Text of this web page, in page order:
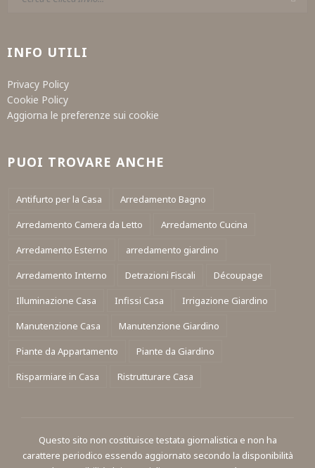
INFO UTILI
Privacy Policy
Cookie Policy
Aggiorna le preferenze sui cookie
PUOI TROVARE ANCHE
Antifurto per la Casa
Arredamento Bagno
Arredamento Camera da Letto
Arredamento Cucina
Arredamento Esterno
arredamento giardino
Arredamento Interno
Detrazioni Fiscali
Découpage
Illuminazione Casa
Infissi Casa
Irrigazione Giardino
Manutenzione Casa
Manutenzione Giardino
Piante da Appartamento
Piante da Giardino
Risparmiare in Casa
Ristrutturare Casa
Questo sito non costituisce testata giornalistica e non ha
carattere periodico essendo aggiornato secondo la disponibilità